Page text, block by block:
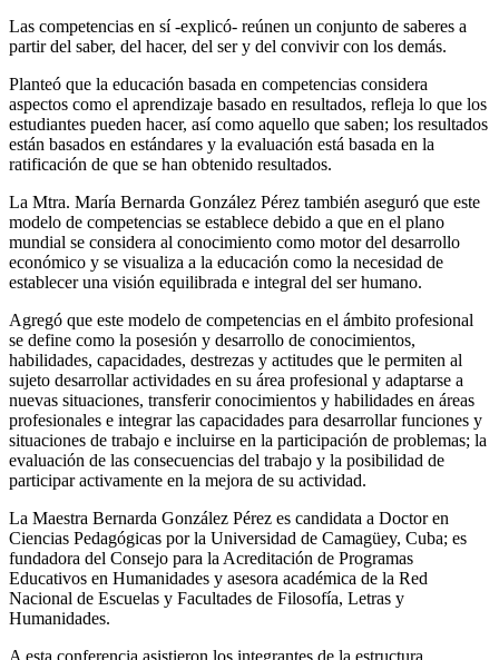
Las competencias en sí -explicó- reúnen un conjunto de saberes a
partir del saber, del hacer, del ser y del convivir con los demás.
Planteó que la educación basada en competencias considera
aspectos como el aprendizaje basado en resultados, refleja lo que los
estudiantes pueden hacer, así como aquello que saben; los resultados
están basados en estándares y la evaluación está basada en la
ratificación de que se han obtenido resultados.
La Mtra. María Bernarda González Pérez también aseguró que este
modelo de competencias se establece debido a que en el plano
mundial se considera al conocimiento como motor del desarrollo
económico y se visualiza a la educación como la necesidad de
establecer una visión equilibrada e integral del ser humano.
Agregó que este modelo de competencias en el ámbito profesional
se define como la posesión y desarrollo de conocimientos,
habilidades, capacidades, destrezas y actitudes que le permiten al
sujeto desarrollar actividades en su área profesional y adaptarse a
nuevas situaciones, transferir conocimientos y habilidades en áreas
profesionales e integrar las capacidades para desarrollar funciones y
situaciones de trabajo e incluirse en la participación de problemas; la
evaluación de las consecuencias del trabajo y la posibilidad de
participar activamente en la mejora de su actividad.
La Maestra Bernarda González Pérez es candidata a Doctor en
Ciencias Pedagógicas por la Universidad de Camagüey, Cuba; es
fundadora del Consejo para la Acreditación de Programas
Educativos en Humanidades y asesora académica de la Red
Nacional de Escuelas y Facultades de Filosofía, Letras y
Humanidades.